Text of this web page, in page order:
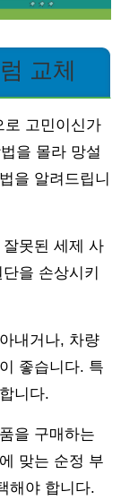
교체
로 고민이신가
을 몰라 망설
을 알려드립니
못된 세제 사
을 손상시키
내거나, 차량
좋습니다. 특
니다.
을 구매하는
맞는 순정 부
해야 합니다.